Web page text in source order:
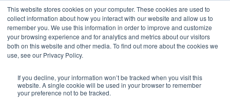
This website stores cookies on your computer. These cookies are used to
collect information about how you interact with our website and allow us to
remember you. We use this information in order to improve and customize
your browsing experience and for analytics and metrics about our visitors
both on this website and other media. To find out more about the cookies we
use, see our Privacy Policy.
If you decline, your information won’t be tracked when you visit this
website. A single cookie will be used in your browser to remember
your preference not to be tracked.